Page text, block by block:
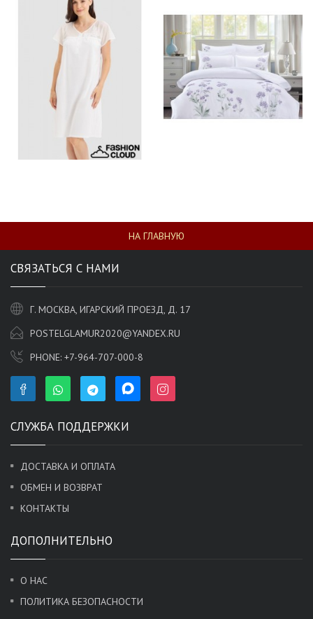
НА ГЛАВНУЮ
СВЯЗАТЬСЯ С НАМИ
Г. МОСКВА, ИГАРСКИЙ ПРОЕЗД, Д. 17
POSTELGLAMUR2020@YANDEX.RU
PHONE: +7-964-707-000-8
СЛУЖБА ПОДДЕРЖКИ
ДОСТАВКА И ОПЛАТА
ОБМЕН И ВОЗВРАТ
КОНТАКТЫ
ДОПОЛНИТЕЛЬНО
О НАС
ПОЛИТИКА БЕЗОПАСНОСТИ